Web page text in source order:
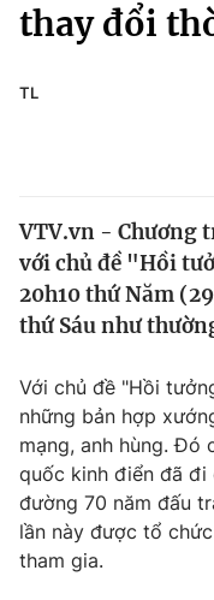
Chính trị
Thế giới
Tin tức
Thế giới đó đây
Câu chuyện quốc tế
Tài chính
Thị trường
Góc doanh nghiệp
Dữ liệu và đời sống
Truyền hình
Phim VTV
Giải trí
Truyền hình
thay đổi
TL
VTV.vn - Chương
với chủ đề "Hồi
20h10 thứ Năm
thứ Sáu như
Với chủ đề "Hồi
những bản hợp
mạng, anh hùng. Đó
quốc kinh điển đã
đường 70 năm đấu
lần này được tổ
tham gia.